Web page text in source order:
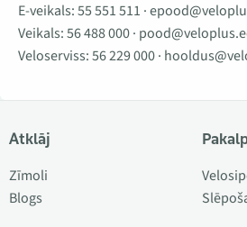
E-veikals:55 551 511 ·
Veikals:56 488 000·
Veloserviss:56 229 000·
Atklāj
Zīmoli
Blogs